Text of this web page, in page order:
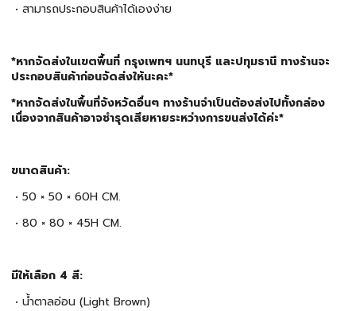
• สามารถประกอบสินค้าได้เองง่าย
*หากจัดส่งในเขตพื้นที่ กรุงเพทฯ นนทบุรี และปทุมธานี ทางร้านจะ
ประกอบสินค้าก่อนจัดส่งให้นะคะ*
*หากจัดส่งในพื้นที่จังหวัดอื่นๆ ทางร้านจำเป็นต้องส่งไปทั้งกล่อง
เนื่องจากสินค้าอาจชำรุดเสียหายระหว่างการขนส่งได้ค่ะ*
ขนาดสินค้า:
• 50 × 50 × 60H CM.
• 80 × 80 × 45H CM.
มีให้เลือก 4 สี:
• น้ำตาลอ่อน (Light Brown)